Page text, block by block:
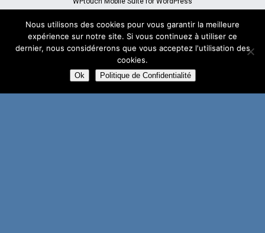
Nous utilisons des cookies pour vous garantir la meilleure
expérience sur notre site. Si vous continuez à utiliser ce
dernier, nous considérerons que vous acceptez l'utilisation des
cookies.
Ok Politique de Confidentialité